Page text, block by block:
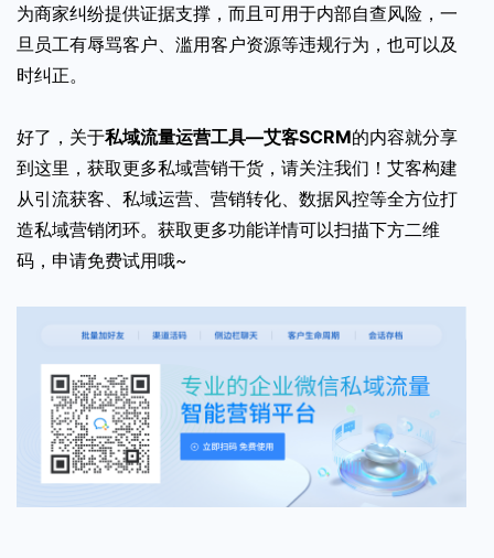
为商家纠纷提供证据支撑，而且可用于内部自查风险，一
旦员工有辱骂客户、滥用客户资源等违规行为，也可以及
时纠正。
好了，关于私域流量运营工具—艾客SCRM的内容就分享
到这里，获取更多私域营销干货，请关注我们！艾客构建
从引流获客、私域运营、营销转化、数据风控等全方位打
造私域营销闭环。获取更多功能详情可以扫描下方二维
码，申请免费试用哦~